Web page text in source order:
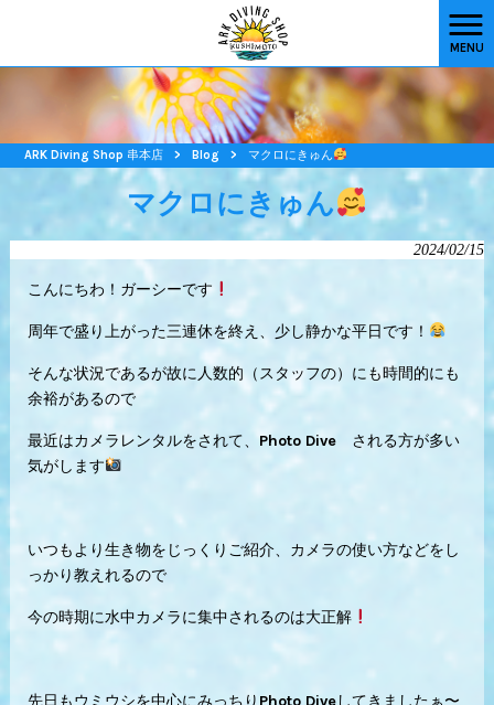
MENU
ARK Diving Shop 串本店 > Blog > マクロにきゅん
マクロにきゅん
2024/02/15
こんにちわ！ガーシーです
周年で盛り上がった三連休を終え、少し静かな平日です！
そんな状況であるが故に人数的（スタッフの）にも時間的にも
余裕があるので
最近はカメラレンタルをされて、Photo Dive される方が多い
気がします
いつもより生き物をじっくりご紹介、カメラの使い方などをし
っかり教えれるので
今の時期に水中カメラに集中されるのは大正解